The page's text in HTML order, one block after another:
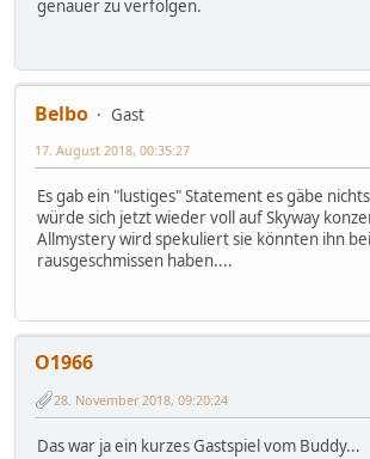
genauer zu verfolgen.
Belbo
Gast
17. August 2018, 00:35:27
Es gab ein "lustiges" Statement es gäbe
würde sich jetzt wieder voll auf Skyway
Allmystery wird spekuliert sie könnten ihn
rausgeschmissen haben....
O1966
28. November 2018, 09:20:24
Das war ja ein kurzes Gastspiel vom Buddy...